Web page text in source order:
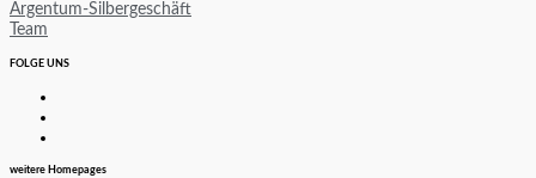
Argentum-Silbergeschäft
Team
FOLGE UNS
weitere Homepages